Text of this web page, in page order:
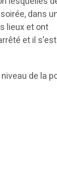
dans
lieux et ont
et il
de la